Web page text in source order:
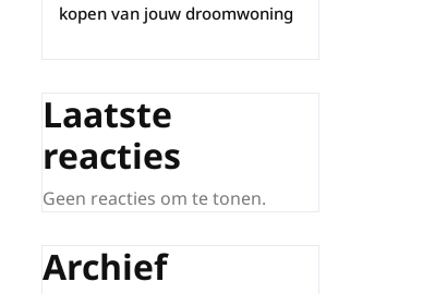
kopen van jouw droomwoning
Laatste
reacties
Geen reacties om te tonen.
Archief